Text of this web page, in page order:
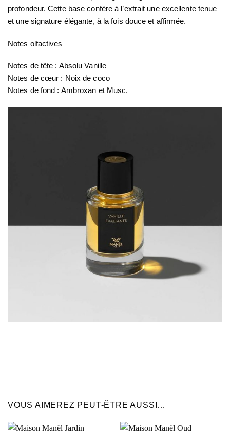
profondeur. Cette base confère à l’extrait une excellente tenue
et une signature élégante, à la fois douce et affirmée.
Notes olfactives
Notes de tête : Absolu Vanille
Notes de cœur : Noix de coco
Notes de fond : Ambroxan et Musc.
VOUS AIMEREZ PEUT-ÊTRE AUSSI…